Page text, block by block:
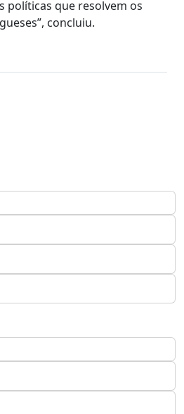
políticas que resolvem os
concluiu.